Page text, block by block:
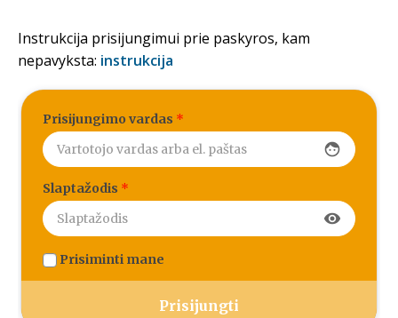
Instrukcija prisijungimui prie paskyros, kam
nepavyksta: instrukcija
Prisijungimo vardas *
face
Slaptažodis *
visibility
Prisiminti mane